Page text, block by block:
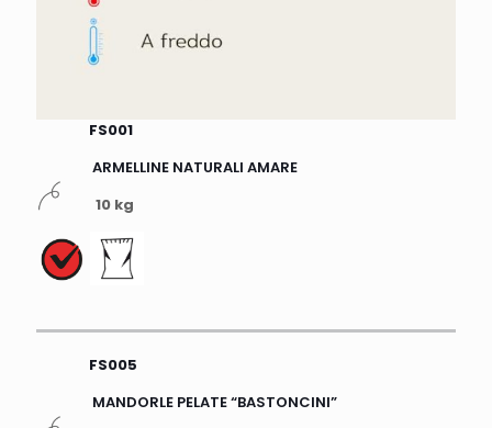
FS001
ARMELLINE NATURALI AMARE
10 kg
FS005
MANDORLE PELATE “BASTONCINI”